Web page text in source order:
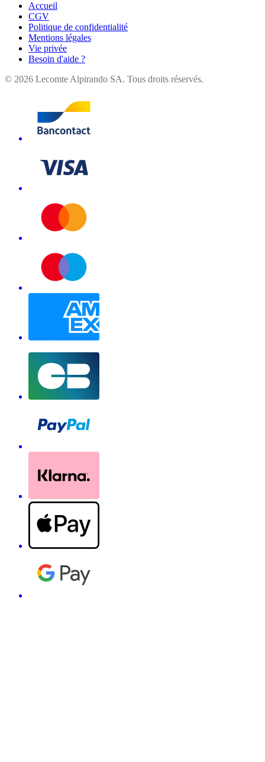
Accueil
CGV
Politique de confidentialité
Mentions légales
Vie privée
Besoin d'aide ?
© 2026 Lecomte Alpirando SA. Tous droits réservés.